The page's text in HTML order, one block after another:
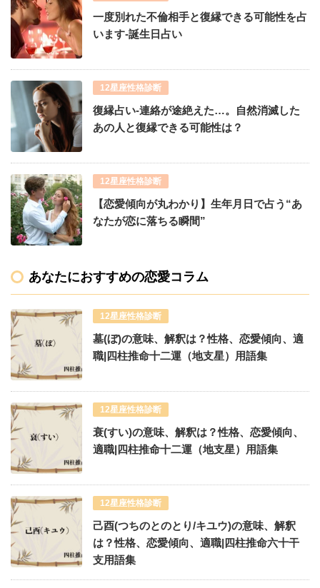
一度別れた不倫相手と復縁できる可能性を占
います-誕生日占い
12星座性格診断
復縁占い-連絡が途絶えた…。自然消滅した
あの人と復縁できる可能性は？
12星座性格診断
【恋愛傾向が丸わかり】生年月日で占う“あ
なたが恋に落ちる瞬間”
あなたにおすすめの恋愛コラム
12星座性格診断
墓(ぼ)の意味、解釈は？性格、恋愛傾向、適
職|四柱推命十二運（地支星）用語集
12星座性格診断
衰(すい)の意味、解釈は？性格、恋愛傾向、
適職|四柱推命十二運（地支星）用語集
12星座性格診断
己酉(つちのとのとり/キユウ)の意味、解釈
は？性格、恋愛傾向、適職|四柱推命六十干
支用語集